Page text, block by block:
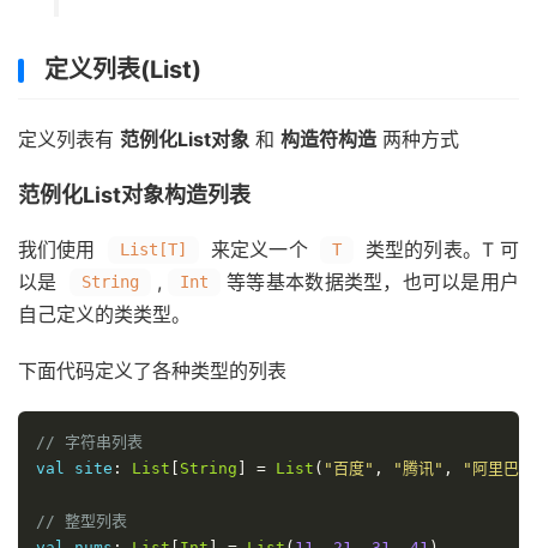
定义列表(List)
定义列表有 范例化List对象 和 构造符构造两种方式
范例化List对象构造列表
我们使用 List[T] 来定义一个 T
类型的列表。T 可
以是
String , Int
等等基本数据类型，也可以是用户
自己定义的类类型。
下面代码定义了各种类型的列表
// 字符串列表
val site : List String = List ( "百度" , "腾讯" , "阿里巴
// 整型列表